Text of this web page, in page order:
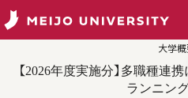
大学
【2026年度実施分】多職種連
ランニン